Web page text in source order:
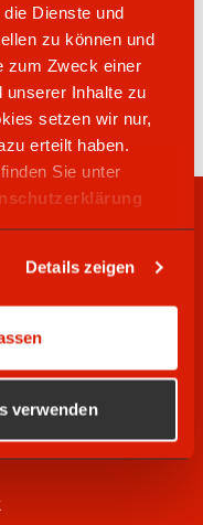
Dienste und
zu können und
zum Zweck einer
unserer Inhalte zu
setzen wir nur,
erteilt haben.
Sie unter
Details zeigen
verwenden